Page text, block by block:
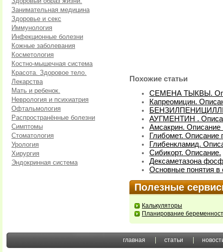
Занимательная медицина
Здоровье и секс
Иммунология
Инфекционные болезни
Кожные заболевания
Косметология
Костно-мышечная система
Красота. Здоровое тело.
Лекарства
Мать и ребенок.
Неврология и психиатрия
Офтальмология
Распространённые болезни
Симптомы
Стоматология
Урология
Хирургия
Эндокринная система
Похожие статьи
СЕМЕНА ТЫКВЫ.
Капреомицин.
АУГМЕНТИН .
Амсакрин. Описание
Глибомет. Описание
Глибенкламид.
Сибикорт. Описание.
Дексаметазона
Основные понятия в
Полезные
Калькуляторы
Планирование
главная статьи